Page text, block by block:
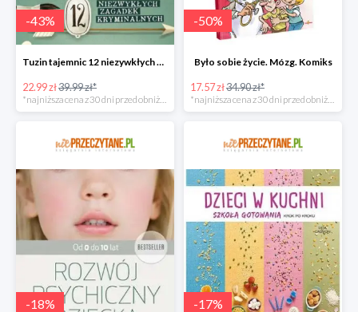
-43%
Tuzin tajemnic 12 niezywkłych zagadek kryminalnych
22.99 zł39.99 zł*
*najniższa cena z 30 dni przed obniżką
-50%
Było sobie życie. Mózg. Komiks
17.57 zł34.90 zł*
*najniższa cena z 30 dni przed obniżką
-18% -17%